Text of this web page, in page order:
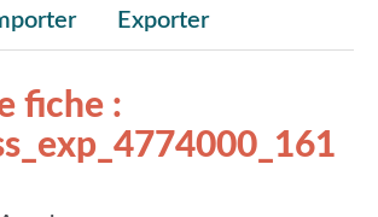
Exporter
fiche :